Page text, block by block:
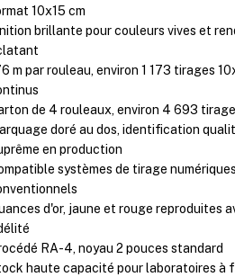
10x15 cm
brillante pour couleurs vives et
m par rouleau, environ 1 173 tirages
de 4 rouleaux, environ 4 693
doré au dos, identification
en production
systèmes de tirage
d'or, jaune et rouge reproduites
RA-4, noyau 2 pouces standard
haute capacité pour laboratoires à